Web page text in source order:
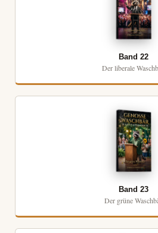
Band 22
Der liberale
Band 23
Der grüne